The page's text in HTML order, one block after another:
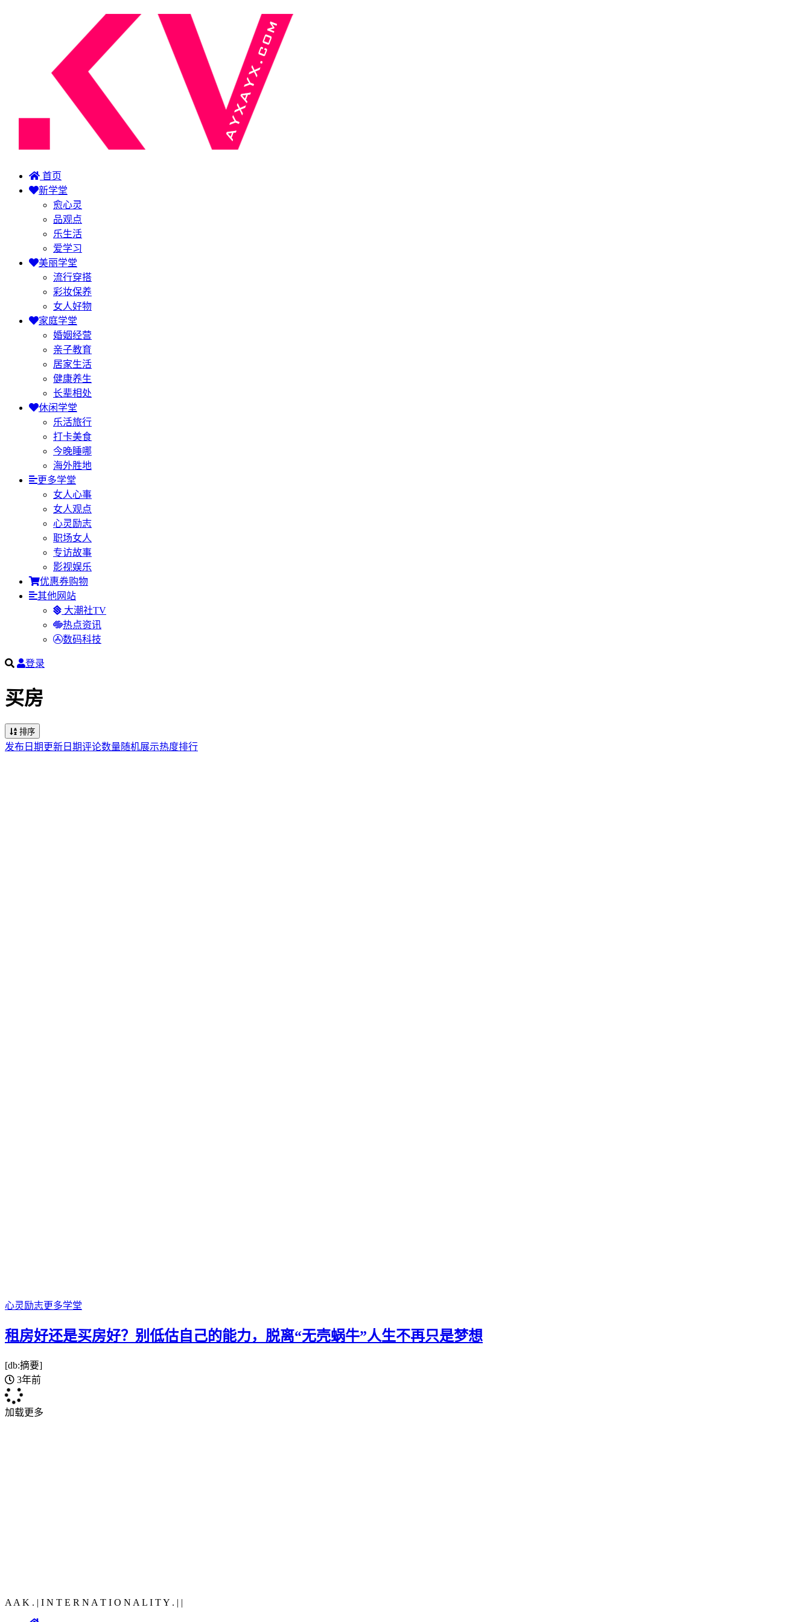
首页
新学堂
愈心灵
品观点
乐生活
爱学习
美丽学堂
流行穿搭
彩妆保养
女人好物
家庭学堂
婚姻经营
亲子教育
居家生活
健康养生
长辈相处
休闲学堂
乐活旅行
打卡美食
今晚睡哪
海外胜地
更多学堂
女人心事
女人观点
心灵励志
职场女人
专访故事
影视娱乐
优惠券购物
其他网站
大潮社TV
热点资讯
数码科技
登录
买房
排序
发布日期 更新日期评论数量随机展示热度排行
心灵励志更多学堂
租房好还是买房好？别低估自己的能力，脱离“无壳蜗牛”人生不再只是梦想
[db:摘要]
3年前
加载更多
A A K . | I N T E R N A T I O N A L I T Y . | |